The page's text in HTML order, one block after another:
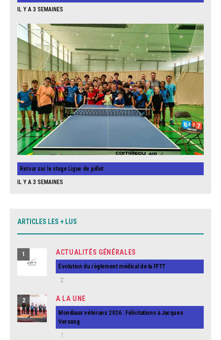
IL Y A 3 SEMAINES
Retour sur le stage Ligue de juillet
IL Y A 3 SEMAINES
ARTICLES LES + LUS
1 ACTUALITÉS GÉNÉRALES
Évolution du règlement médical de la FFTT
2
2 A LA UNE
Mondiaux vétérans 2026 : Félicitations à Jacques
Versang
1